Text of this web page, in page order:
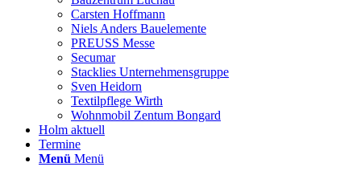
Carsten Hoffmann
Niels Anders Bauelemente
PREUSS Messe
Secumar
Stacklies Unternehmensgruppe
Sven Heidorn
Textilpflege Wirth
Wohnmobil Zentum Bongard
Holm aktuell
Termine
Menü Menü